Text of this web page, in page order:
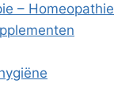
– Homeopathie